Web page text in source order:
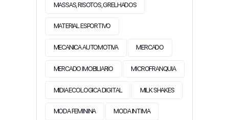
MASSAS, RISOTOS, GRELHADOS
MATERIAL ESPORTIVO
MECANICA AUTOMOTIVA MERCADO
MERCADO IMOBILIARIO MICROFRANQUIA
MIDIA ECOLOGICA DIGITAL MILK SHAKES
MODA FEMININA MODA INTIMA